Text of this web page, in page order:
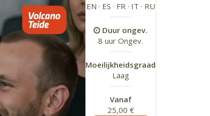
EN · ES · FR · IT · RU
Duur ongev.
8 uur Ongev.
Moeilijkheidsgraad
Laag
Vanaf
25,00 €